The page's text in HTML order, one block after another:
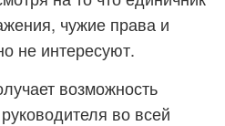
чужие права и
не интересуют.
возможность
во всей